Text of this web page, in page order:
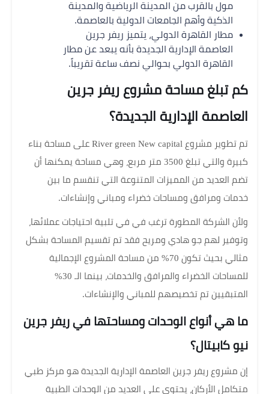
مول بالقرب من المدينة الرياضية والمدينة
الذكية وأهم الجامعات الدولية بالعاصمة.
مطار القاهرة الدولي، يتميز ريفر جرين
العاصمة الإدارية الجديدة بأنه يبعد عن مطار
القاهرة الدولي بحوالي نصف ساعة تقريباً.
كم تبلغ مساحة مشروع ريفر جرين
العاصمة الإدارية الجديدة؟
تم تطوير مشروع River green New capital على مساحة بناء
كبيرة والتي تبلغ 3500 متر مربع، وهي مساحة يمكنها أن
تضم العديد من المميزات المتنوعة التي تنقسم ما بين
خدمات ومرافق ومساحات خضراء ومباني وإنشاءات.
ولأن الشركة المطورة ترغب في في تلبية احتياجات عملائها،
وتوفير لهم جو هادي ومريح فقد تم تقسيم المساحة بشكل
مثالي بحيث تكون 70% من مساحة المشروع الإجمالية
للمساحات الخضراء والمرافق والخدمات، بينما الـ 30%
المتبقيين تم تخصيصهم للمباني والإنشاءات.
ما هي أنواع الوحدات ومساحتها في ريفر جرين
نيو كابيتال؟
إن مشروع ريفر جرين العاصمة الإدارية الجديدة هو مركز طبي
متكامل الأركان، يحتوي على العديد من الوحدات الطبية